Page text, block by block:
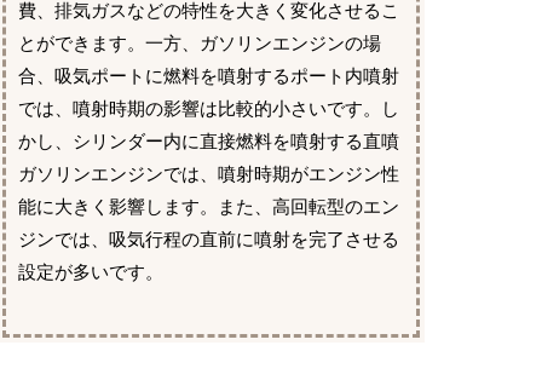
費、排気ガスなどの特性を大きく変化させるこ
とができます。一方、ガソリンエンジンの場
合、吸気ポートに燃料を噴射するポート内噴射
では、噴射時期の影響は比較的小さいです。し
かし、シリンダー内に直接燃料を噴射する直噴
ガソリンエンジンでは、噴射時期がエンジン性
能に大きく影響します。また、高回転型のエン
ジンでは、吸気行程の直前に噴射を完了させる
設定が多いです。